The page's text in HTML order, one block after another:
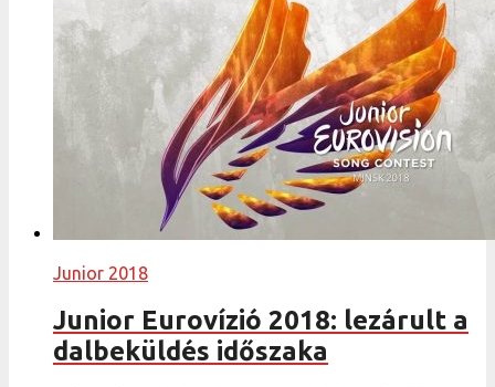
Junior 2018
Junior Eurovízió 2018: lezárult a
dalbeküldés időszaka